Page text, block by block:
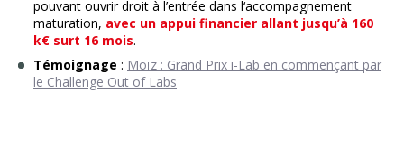
pouvant ouvrir droit à l’entrée dans l‘accompagnement
maturation, avec un appui financier allant jusqu’à 160
k€ surt 16 mois.
Témoignage : Moïz : Grand Prix i-Lab en commençant par
le Challenge Out of Labs